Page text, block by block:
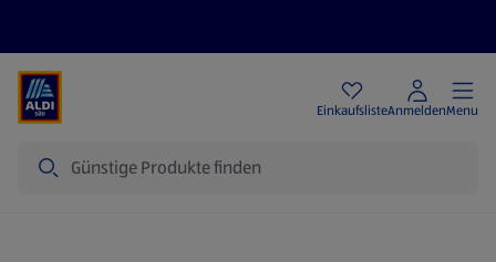
EinkaufslisteAnmeldenMenu